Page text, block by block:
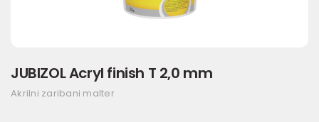
JUBIZOL Acryl finish T 2,0 mm
Akrilni zaribani malter